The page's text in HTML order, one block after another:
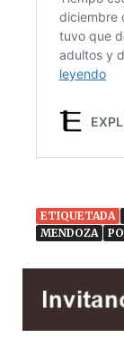
ETIQUETADA
MENDOZA